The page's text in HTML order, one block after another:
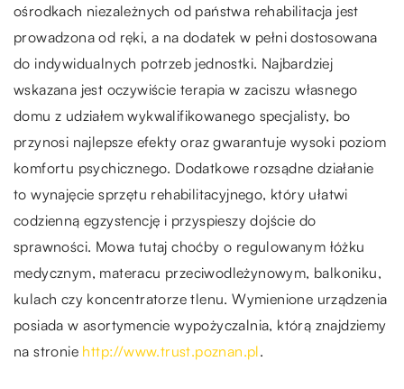
ośrodkach niezależnych od państwa rehabilitacja jest
prowadzona od ręki, a na dodatek w pełni dostosowana
do indywidualnych potrzeb jednostki. Najbardziej
wskazana jest oczywiście terapia w zaciszu własnego
domu z udziałem wykwalifikowanego specjalisty, bo
przynosi najlepsze efekty oraz gwarantuje wysoki poziom
komfortu psychicznego. Dodatkowe rozsądne działanie
to wynajęcie sprzętu rehabilitacyjnego, który ułatwi
codzienną egzystencję i przyspieszy dojście do
sprawności. Mowa tutaj choćby o regulowanym łóżku
medycznym, materacu przeciwodleżynowym, balkoniku,
kulach czy koncentratorze tlenu. Wymienione urządzenia
posiada w asortymencie wypożyczalnia, którą znajdziemy
na stronie http://www.trust.poznan.pl.